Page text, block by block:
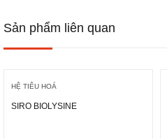
Sản phẩm liên quan
HỆ TIÊU HOÁ
SIRO BIOLYSINE